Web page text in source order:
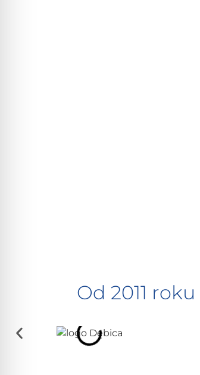
Od 2011 roku